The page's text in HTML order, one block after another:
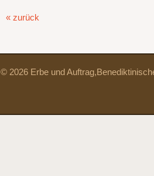
« zurück
© 2026 Erbe und Auftrag,